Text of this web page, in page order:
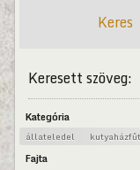
Keres
Keresett szöveg:
Kategória
állateledel
Fajta